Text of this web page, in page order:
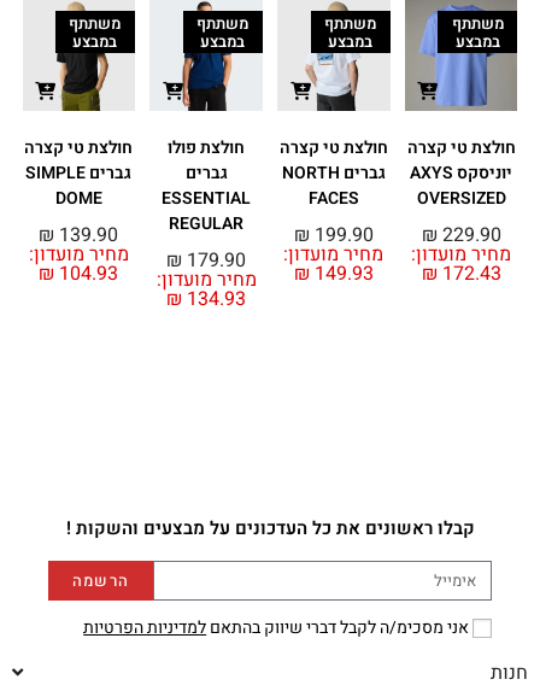
משתתף
במבצע
חולצת טי קצרה
יוניסקס AXYS
OVERSIZED
מחיר מועדון:
₪ 172.43
₪ 229.90
משתתף
במבצע
חולצת טי קצרה
גברים NORTH
FACES
מחיר מועדון:
₪ 149.93
₪ 199.90
משתתף
במבצע
חולצת פולו
גברים
ESSENTIAL
REGULAR
מחיר מועדון:
₪ 134.93
₪ 179.90
משתתף
במבצע
חולצת טי קצרה
גברים SIMPLE
DOME
מחיר מועדון:
₪ 104.93
₪ 139.90
קבלו ראשונים את כל העדכונים על מבצעים והשקות !
אני מסכימ/ה לקבל דברי שיווק בהתאםלמדיניות הפרטיות
הרשמה
חנות